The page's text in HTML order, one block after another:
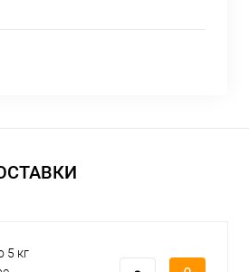
5 кг